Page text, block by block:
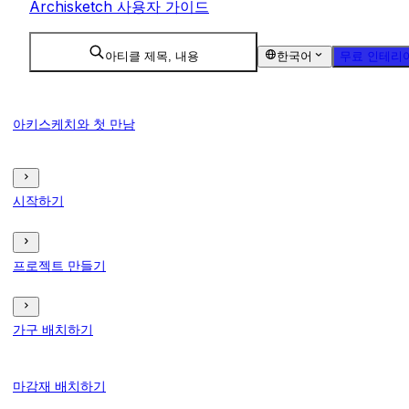
Archisketch 사용자 가이드
아티클 제목, 내용 한국어 무료 인테리
아키스케치와 첫 만남
시작하기
프로젝트 만들기
가구 배치하기
마감재 배치하기